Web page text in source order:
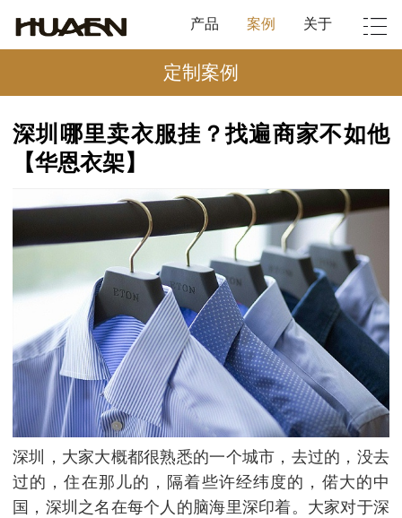
产品 案例 关于
定制案例
深圳哪里卖衣服挂？找遍商家不如他
【华恩衣架】
深圳，大家大概都很熟悉的一个城市，去过的，没去
过的，住在那儿的，隔着些许经纬度的，偌大的中
国，深圳之名在每个人的脑海里深印着。大家对于深